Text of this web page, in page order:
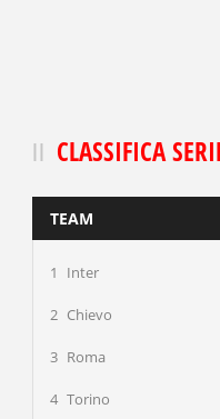
CLASSIFICA
TEAM
1 Inter
2 Chievo
3 Roma
4 Torino